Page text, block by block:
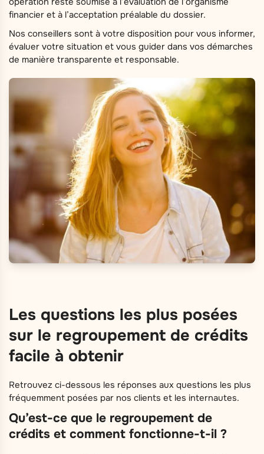
financier et à l’acceptation préalable du dossier.
Nos conseillers sont à votre disposition pour vous informer,
évaluer votre situation et vous guider dans vos démarches
de manière transparente et responsable.
Les questions les plus posées
sur le regroupement de crédits
facile à obtenir
Retrouvez ci-dessous les réponses aux questions les plus
fréquemment posées par nos clients et les internautes.
Qu’est-ce que le regroupement de
crédits et comment fonctionne-t-il ?